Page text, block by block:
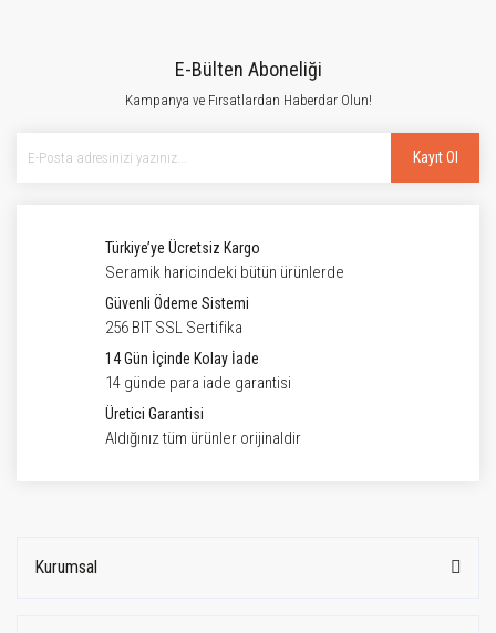
E-Bülten Aboneliği
Kampanya ve Fırsatlardan Haberdar Olun!
Kayıt Ol
Türkiye’ye Ücretsiz Kargo
Seramik haricindeki bütün ürünlerde
Güvenli Ödeme Sistemi
256 BIT SSL Sertifika
14 Gün İçinde Kolay İade
14 günde para iade garantisi
Üretici Garantisi
Aldığınız tüm ürünler orijinaldir
Kurumsal